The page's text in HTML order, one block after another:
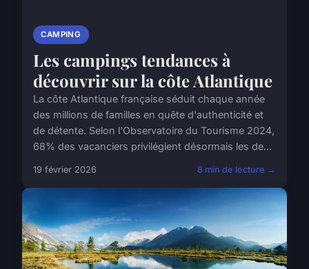
CAMPING
Les campings tendances à
découvrir sur la côte Atlantique
La côte Atlantique française séduit chaque année
des millions de familles en quête d'authenticité et
de détente. Selon l'Observatoire du Tourisme 2024,
68% des vacanciers privilégient désormais les de...
19 février 2026 8 min de lecture →